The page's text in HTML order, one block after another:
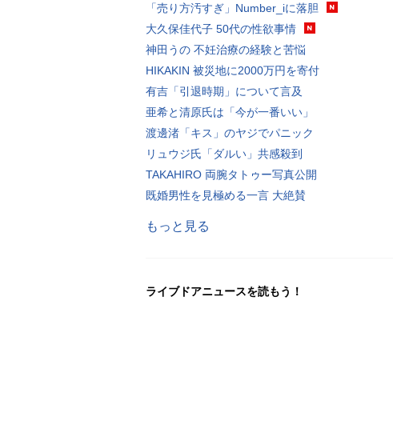
「売り方汚すぎ」Number_iに落胆
大久保佳代子 50代の性欲事情
神田うの 不妊治療の経験と苦悩
HIKAKIN 被災地に2000万円を寄付
有吉「引退時期」について言及
亜希と清原氏は「今が一番いい」
渡邊渚「キス」のヤジでパニック
リュウジ氏「ダルい」共感殺到
TAKAHIRO 両腕タトゥー写真公開
既婚男性を見極める一言 大絶賛
もっと見る
ライブドアニュースを読もう！